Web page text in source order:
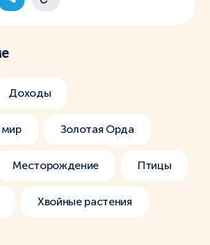
Доходы
мир Золотая Орда
Месторождение Птицы
Хвойные растения